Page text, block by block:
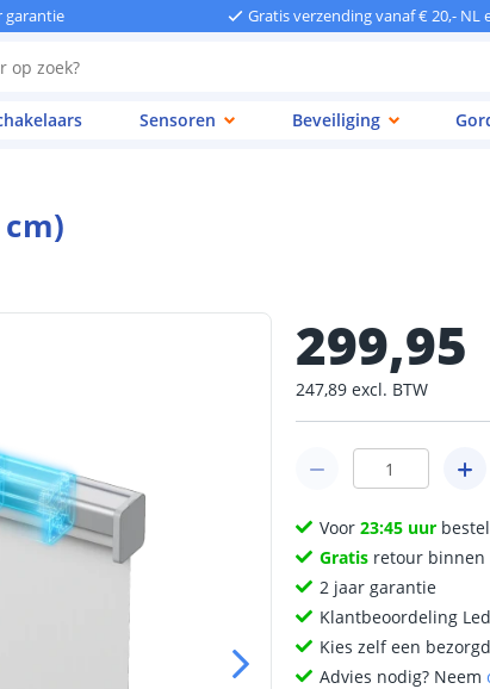
garantie Gratis verzending vanaf € 20,- NL
Sensoren Beveiliging
299,95
247,89 excl. BTW
Voor23:45 uur
Gratis retour binnen
2 jaar garantie
Klantbeoordeling
Kies zelf een
Advies nodig? Neem